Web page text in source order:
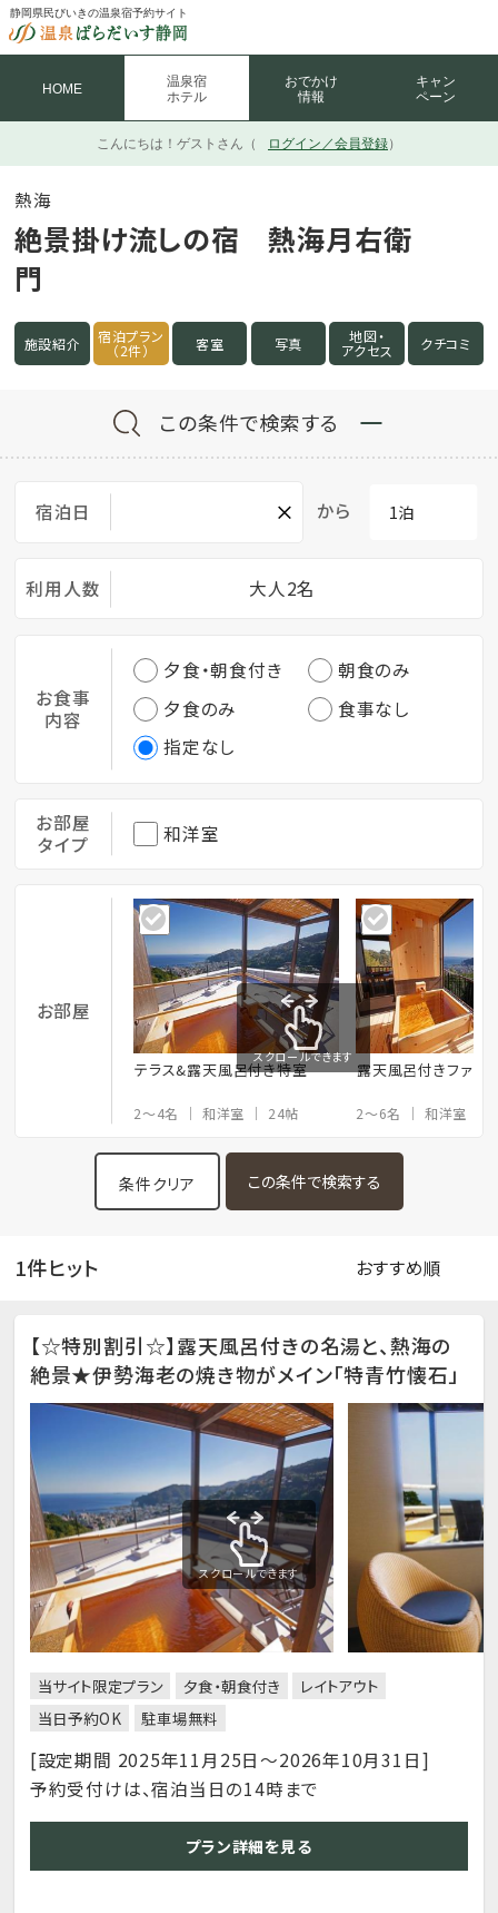
静岡県民びいきの温泉宿予約サイト
HOME
温泉宿
ホテル
おでかけ
情報
キャン
ペーン
こんにちは！ ゲストさん（ ログイン／会員登録）
熱海
絶景掛け流しの宿 熱海月右衛
門
施設紹介 宿泊プラン
（2件） 客室 写真 地図・
アクセス クチコミ
この条件で検索する
宿泊日 × から
利用人数 大人2名
お食事
内容
夕食・朝食付き
朝食のみ
夕食のみ
食事なし
指定なし
お部屋
タイプ
和洋室
お部屋
テラス&露天風呂付き特室
2～4名 和洋室 24帖
露天風呂付きファミ
2～6名 和洋室
スクロールできます
条件クリア
1件ヒット
【☆特別割引☆】露天風呂付きの名湯と、熱海の
絶景★伊勢海老の焼き物がメイン「特青竹懐石」
スクロールできます
当サイト限定プラン 夕食・朝食付き
レイトアウト
当日予約OK
駐車場無料
[設定期間 2025年11月25日～2026年10月31日]
予約受付けは、宿泊当日の14時まで
プラン詳細を見る